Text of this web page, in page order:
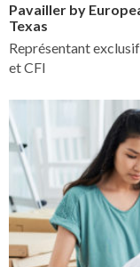
Pavailler by
Texas
Représentant
et CFI